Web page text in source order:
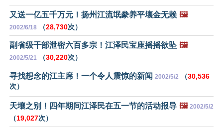
又送一亿五千万元！扬州江流氓豢养平壤金无赖 🖼️
2002/6/18 （28,730次）
副省级干部泄密六百多宗！江泽民宝座摇摇欲坠 🖼️
2002/5/21 （30,220次）
寻找想念的江主席！一个令人震惊的新闻 2002/5/2 （30,536
次）
天壤之别！四年期间江泽民在五一节的活动报导 🖼️ 2002/5/2
（19,027次）